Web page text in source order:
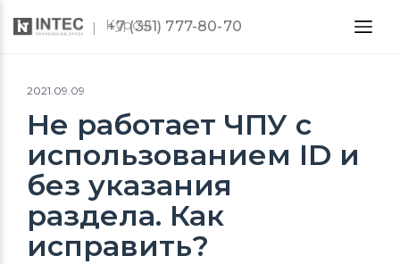
Курсы
+7 (351) 777-80-70
2021.09.09
Не работает ЧПУ с
использованием ID и
без указания
раздела. Как
исправить?